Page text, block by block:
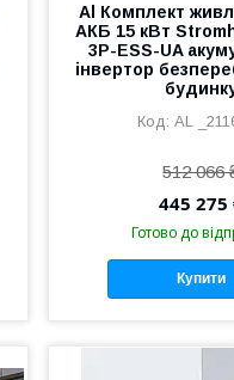
Al Комплект
АКБ 15 кВт
3P-ESS-UA
інвертор
AL
512 066
445 275
Готово до
Купити